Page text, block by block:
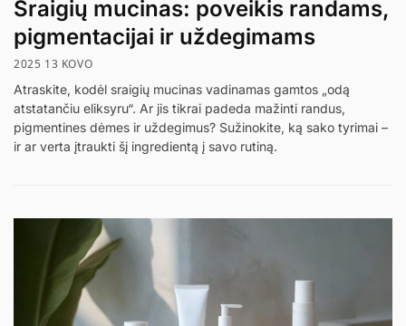
Sraigių mucinas: poveikis randams,
pigmentacijai ir uždegimams
2025 13 KOVO
Atraskite, kodėl sraigių mucinas vadinamas gamtos „odą
atstatančiu eliksyru“. Ar jis tikrai padeda mažinti randus,
pigmentines dėmes ir uždegimus? Sužinokite, ką sako tyrimai –
ir ar verta įtraukti šį ingredientą į savo rutiną.